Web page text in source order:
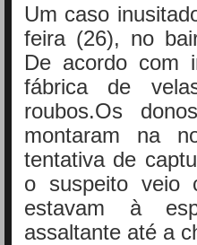
Um caso
feira (26), no
De acordo com
fábrica de
roubos.Os
montaram na
tentativa de
o suspeito veio
estavam à
assaltante até a